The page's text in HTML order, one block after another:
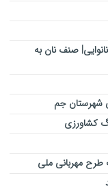
صنف نان به
شهرستان جم
کشاورزی
مهربانی ملی